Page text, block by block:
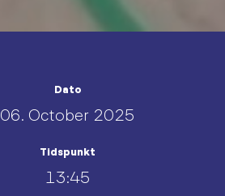
Dato
06. October 2025
Tidspunkt
13:45